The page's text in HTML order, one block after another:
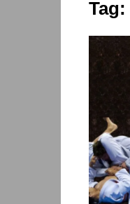
Tag: